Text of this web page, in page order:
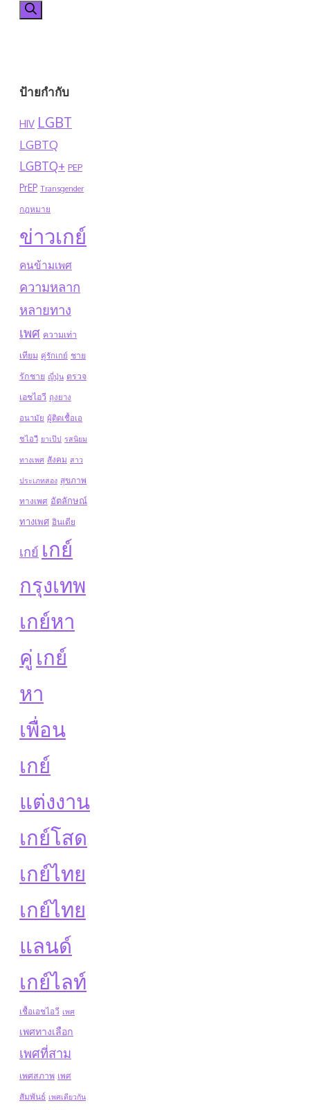
for:
ป้ายกำกับ
HIV LGBT
LGBTQ
LGBTQ+ PEP
PrEP Transgender
กฎหมาย
ข่าวเกย์
คนข้ามเพศ
ความหลาก
หลายทาง
เพศ ความเท่า
เทียม คู่รักเกย์ ชาย
รักชาย ญี่ปุ่น ตรวจ
เอชไอวี ถุงยาง
อนามัย ผู้ติดเชื้อเอ
ชไอวี ยาเป๊ป รสนิยม
ทางเพศ สังคม สาว
ประเภทสอง สุขภาพ
ทางเพศ อัตลักษณ์
ทางเพศ อินเดีย
เกย์ เกย์
กรุงเทพ
เกย์หา
คู่ เกย์
หา
เพื่อน
เกย์
แต่งงาน
เกย์โสด
เกย์ไทย
เกย์ไทย
แลนด์
เกย์ไลท์
เชื้อเอชไอวี เพศ
เพศทางเลือก
เพศที่สาม
เพศสภาพ เพศ
สัมพันธ์ เพศเดียวกัน